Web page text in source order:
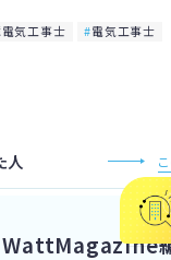
気工事士 電気工事士
人
WattMagazine